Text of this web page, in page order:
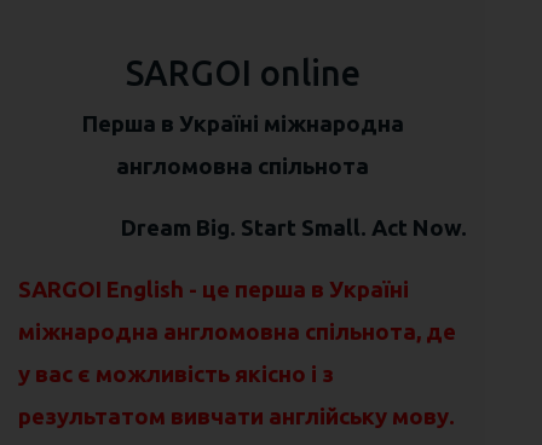
SARGOI online
Перша в Україні міжнародна
англомовна спільнота
Dream Big. Start Small. Act Now.
SARGOI English - це перша в Україні
міжнародна англомовна спільнота, де
у вас є можливість якісно і з
результатом вивчати англійську мову.